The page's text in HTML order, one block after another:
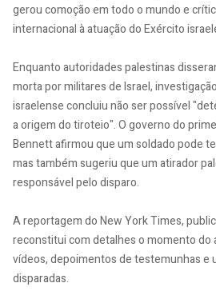
gerou comoção em todo o mundo e
internacional à atuação do Exército
Enquanto autoridades palestinas
morta por militares de Israel,
israelense concluiu não ser possível
a origem do tiroteio". O governo do
Bennett afirmou que um soldado pode
mas também sugeriu que um atirador
responsável pelo disparo.
A reportagem do New York Times,
reconstitui com detalhes o momento do
vídeos, depoimentos de testemunhas e
disparadas.